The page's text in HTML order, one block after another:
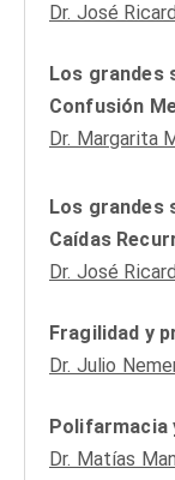
Dr. José
Los grandes
Confusión
Dr. Margarita
Los grandes
Caídas
Dr. José
Fragilidad y
Dr. Julio
Polifarmacia
Dr. Matías